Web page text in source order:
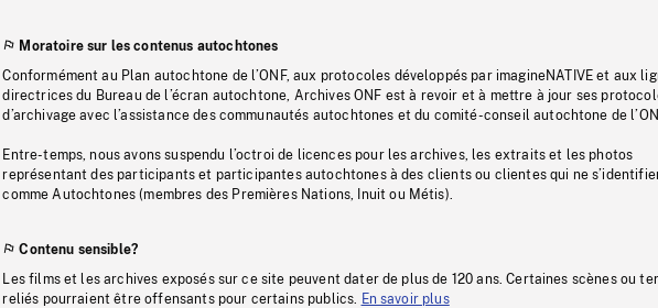
Moratoire sur les contenus autochtones
Conformément au Plan autochtone de l’ONF, aux protocoles développés par imagineNATIVE et aux
directrices du Bureau de l’écran autochtone, Archives ONF est à revoir et à mettre à jour ses
d’archivage avec l’assistance des communautés autochtones et du comité-conseil autochtone de
Entre-temps, nous avons suspendu l’octroi de licences pour les archives, les extraits et les photos
représentant des participants et participantes autochtones à des clients ou clientes qui ne
comme Autochtones (membres des Premières Nations, Inuit ou Métis).
Contenu sensible?
Les films et les archives exposés sur ce site peuvent dater de plus de 120 ans. Certaines scènes ou
reliés pourraient être offensants pour certains publics.
En savoir plus